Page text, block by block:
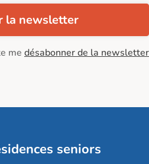
la newsletter
me désabonner de la newsletter
seniors